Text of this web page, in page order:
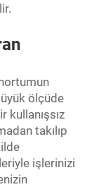
ölçüde
kullanışsız
takılıp
işlerinizi